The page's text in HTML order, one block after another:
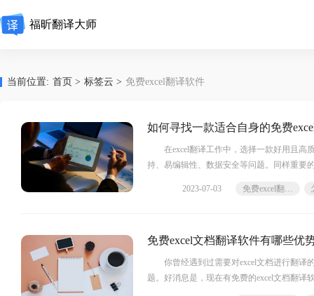
福昕翻译大师
当前位置: 首页 > 标签云 > 免费excel翻译软件
如何寻找一款适合自身的免费
在excel翻译工作中，选择一款好用且高
持、易编辑性、数据安全等问题。同样重要
2023-07-03 免费excel翻译软件
免费excel文档翻译软件有哪些优
你曾经遇到过需要对excel文档进行翻译
题。好消息是，现在有免费的excel文档翻